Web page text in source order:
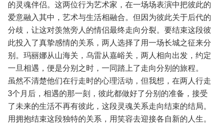
的灵魂伴侣。这两位行为艺术家，在一场场表演中把彼此的
爱意融入其中，艺术与生活相融合。但因为彼此关于后代的
分歧，让这对羡煞旁人的情侣最终走向分裂。要结束这段彼
此投入了真挚感情的关系，两人选择了用一场长城之征来分
别。玛丽娜从山海关，乌雷从嘉峪关，两人相向出发，约定
一旦相遇，便是分别之时，一同踏上了走向分别的旅程。
虽然不清楚他们在行走时的心理活动，但我想，在两人行走
3个月后，相遇的那一刻，彼此都做好了分别的准备，接受
了未来的生活不再有彼此，这段灵魂关系走向结束的结局。
用拥抱结束这段独特的关系，用笑容去迎接各自新的人生。